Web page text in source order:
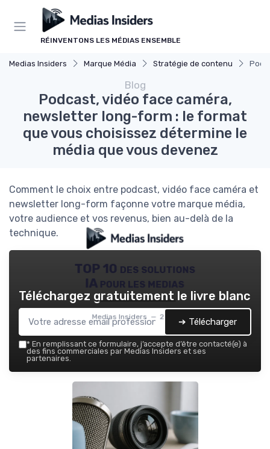
RÉINVENTONS LES MÉDIAS ENSEMBLE
Medias Insiders Marque Média Stratégie de contenu
Blog
Podcast, vidéo face caméra,
newsletter long-form : le format
que vous choisissez détermine le
média que vous devenez
Comment le choix entre podcast, vidéo face caméra et
newsletter long-form façonne votre marque média,
votre audience et vos revenus, bien au-delà de la
technique.
TOP 10 des solutions
IA pour les medias
Medias Insiders — 2026
Téléchargez gratuitement le livre blanc
➔ Télécharger
* En remplissant ce formulaire, j’accepte d’être contacté(e) à
des fins commerciales par Medias Insiders et ses
partenaires.
Panneau de gestion des cookies